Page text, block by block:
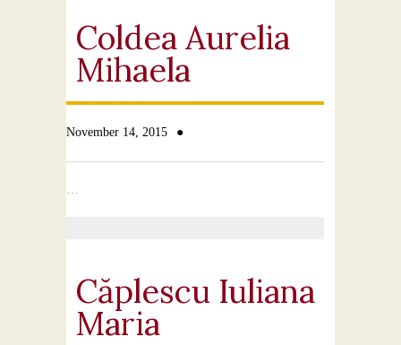
Coldea Aurelia
Mihaela
November 14, 2015 ●
…
Căplescu Iuliana
Maria